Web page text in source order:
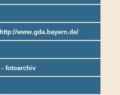
www.gda.bayern.de/
- fotoarchiv